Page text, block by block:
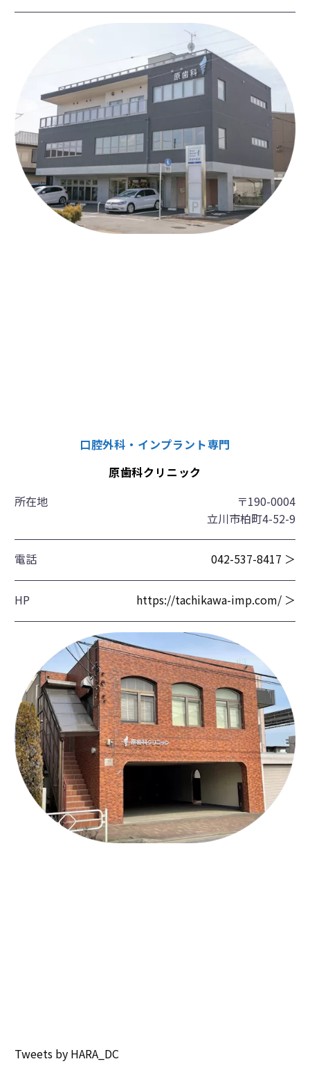
口腔外科・インプラント専門
原歯科クリニック
所在地
〒190-0004
立川市柏町4-52-9
電話 042-537-8417 ＞
HP https://tachikawa-imp.com/ ＞
Tweets by HARA_DC